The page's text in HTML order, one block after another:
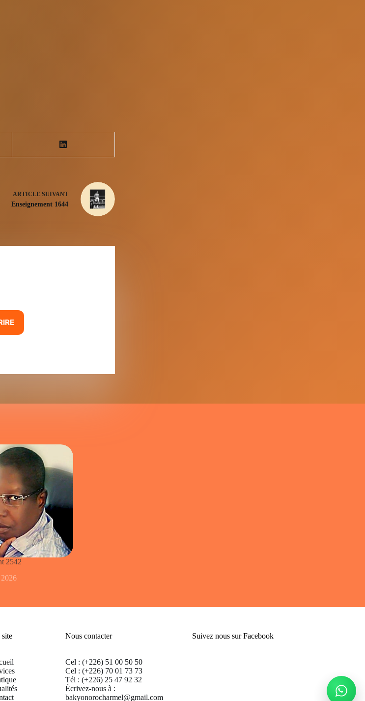
ARTICLESUIVANT
Enseignement 1644
2542
2026
Nous contacter
Cel : (+226) 51 00 50 50
Cel : (+226) 70 01 73 73
Tél : (+226) 25 47 92 32
Écrivez-nous à :
bakyonorocharmel@gmail.com
Suivez nous sur Facebook